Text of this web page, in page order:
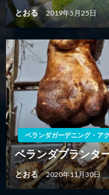
とおる 2019年5月25日
ベランダガーデニング・ア
ベランダプランタ
とおる 2020年11月30日